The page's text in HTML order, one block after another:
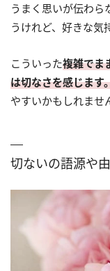
うまく思いが伝わら
うけれど、好きな気
こういった複雑でま
は切なさを感じます
やすいかもしれませ
切ないの語源や